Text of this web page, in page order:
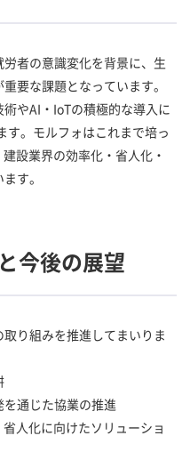
者の意識変化を背景に、生
要な課題となっています。
やAI・IoTの積極的な導入に
す。モルフォはこれまで培っ
設業界の効率化・省人化・
す。
今後の展望
り組みを推進してまいりま
を通じた協業の推進
人化に向けたソリューショ